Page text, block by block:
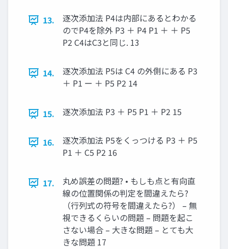
13.
逐次添加法 P4は内部にあるとわかる
のでP4を除外 P3 ＋ P4 P1 ＋ ＋ P5
P2 C4はC3と同じ. 13
14.
逐次添加法 P5は C4 の外側にある P3
＋ P1 ー ＋ P5 P2 14
15. 逐次添加法 P3 ＋ P5 P1 ＋ P2 15
16.
逐次添加法 P5をくっつける P3 ＋ P5
P1 ＋ C5 P2 16
17.
丸め誤差の問題? • もしも点と有向直
線の位置関係の判定を間違えたら?
（行列式の符号を間違えたら?） – 無
視できるくらいの問題 – 問題を起こ
さない場合 – 大きな問題 – とても大
きな問題 17